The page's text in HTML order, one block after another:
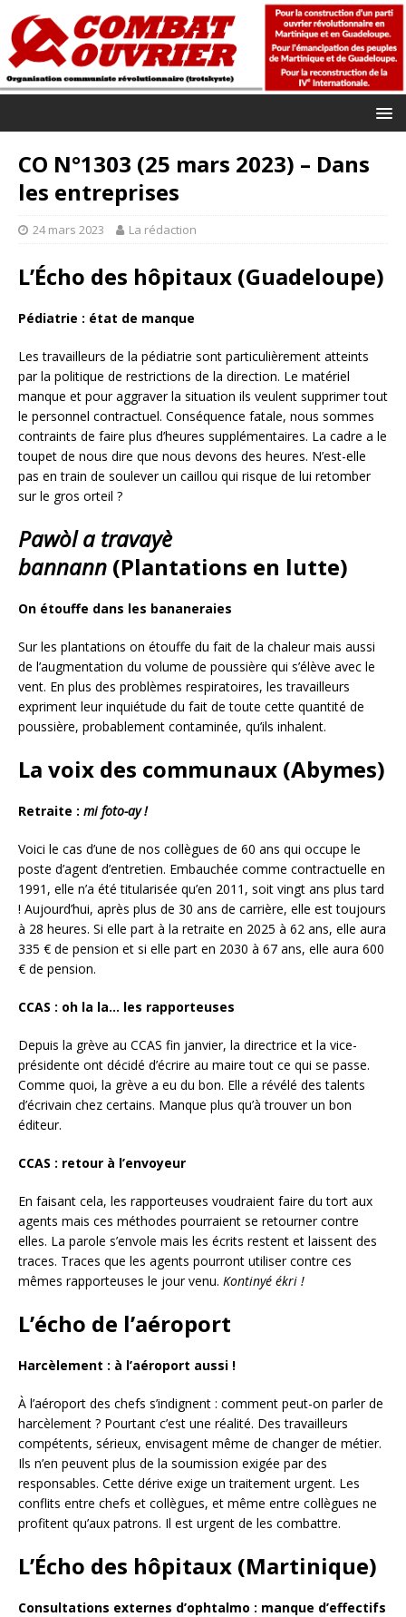
CO N°1303 (25 mars 2023) – Dans
les entreprises
24 mars 2023 La rédaction
L’Écho des hôpitaux (Guadeloupe)
Pédiatrie : état de manque
Les travailleurs de la pédiatrie sont particulièrement atteints
par la politique de restrictions de la direction. Le matériel
manque et pour aggraver la situation ils veulent supprimer tout
le personnel contractuel. Conséquence fatale, nous sommes
contraints de faire plus d’heures supplémentaires. La cadre a le
toupet de nous dire que nous devons des heures. N’est-elle
pas en train de soulever un caillou qui risque de lui retomber
sur le gros orteil ?
Pawòl a travayè
bannann (Plantations en lutte)
On étouffe dans les bananeraies
Sur les plantations on étouffe du fait de la chaleur mais aussi
de l’augmentation du volume de poussière qui s’élève avec le
vent. En plus des problèmes respiratoires, les travailleurs
expriment leur inquiétude du fait de toute cette quantité de
poussière, probablement contaminée, qu’ils inhalent.
La voix des communaux (Abymes)
Retraite : mi foto-ay !
Voici le cas d’une de nos collègues de 60 ans qui occupe le
poste d’agent d’entretien. Embauchée comme contractuelle en
1991, elle n’a été titularisée qu’en 2011, soit vingt ans plus tard
! Aujourd’hui, après plus de 30 ans de carrière, elle est toujours
à 28 heures. Si elle part à la retraite en 2025 à 62 ans, elle aura
335 € de pension et si elle part en 2030 à 67 ans, elle aura 600
€ de pension.
CCAS : oh la la… les rapporteuses
Depuis la grève au CCAS fin janvier, la directrice et la vice-
présidente ont décidé d’écrire au maire tout ce qui se passe.
Comme quoi, la grève a eu du bon. Elle a révélé des talents
d’écrivain chez certains. Manque plus qu’à trouver un bon
éditeur.
CCAS : retour à l’envoyeur
En faisant cela, les rapporteuses voudraient faire du tort aux
agents mais ces méthodes pourraient se retourner contre
elles. La parole s’envole mais les écrits restent et laissent des
traces. Traces que les agents pourront utiliser contre ces
mêmes rapporteuses le jour venu. Kontinyé ékri !
L’écho de l’aéroport
Harcèlement : à l’aéroport aussi !
À l’aéroport des chefs s’indignent : comment peut-on parler de
harcèlement ? Pourtant c’est une réalité. Des travailleurs
compétents, sérieux, envisagent même de changer de métier.
Ils n’en peuvent plus de la soumission exigée par des
responsables. Cette dérive exige un traitement urgent. Les
conflits entre chefs et collègues, et même entre collègues ne
profitent qu’aux patrons. Il est urgent de les combattre.
L’Écho des hôpitaux (Martinique)
Consultations externes d’ophtalmo : manque d’effectifs